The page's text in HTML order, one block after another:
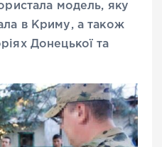
модель, яку
в Криму, а також
Донецької та